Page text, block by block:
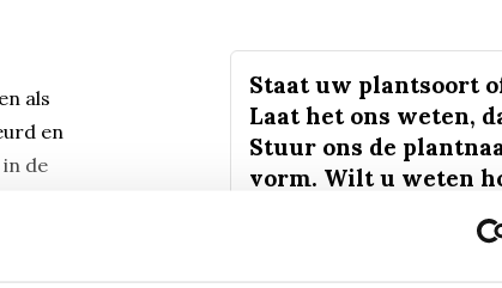
als
en
de
Staat uw plantsoort
Laat het ons weten,
Stuur ons de
vorm. Wilt u weten
ongeveer eruit ziet?